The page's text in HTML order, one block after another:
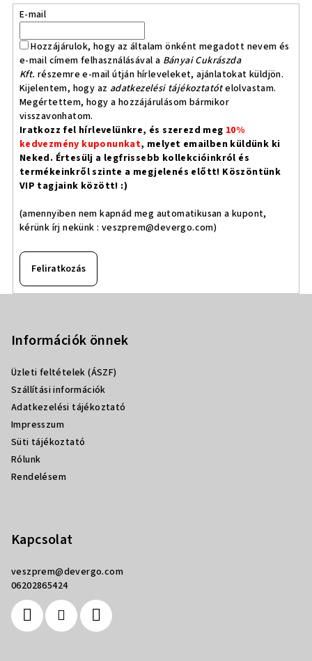
E-mail
Hozzájárulok, hogy az általam önként megadott nevem és
e-mail címem felhasználásával a Bányai Cukrászda
Kft. részemre e-mail útján hírleveleket, ajánlatokat küldjön.
Kijelentem, hogy az adatkezelési tájékoztatótelolvastam.
Megértettem, hogy a hozzájárulásom bármikor
visszavonhatom.
Iratkozz fel hírlevelünkre, és szerezd meg 10%
kedvezmény kuponunkat, melyet emailben küldünk ki
Neked. Értesülj a legfrissebb kollekcióinkról és
termékeinkről szinte a megjelenés előtt! Köszöntünk
VIP tagjaink között! :)
(amennyiben nem kapnád meg automatikusan a kupont,
kérünk írj nekünk : veszprem@devergo.com)
Feliratkozás
Információk önnek
Üzleti feltételek (ÁSZF)
Szállítási információk
Adatkezelési tájékoztató
Impresszum
Süti tájékoztató
Rólunk
Rendelésem
Kapcsolat
veszprem@devergo.com
06202865424